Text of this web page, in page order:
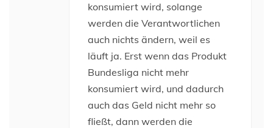
konsumiert wird, solange
werden die Verantwortlichen
auch nichts ändern, weil es
läuft ja. Erst wenn das Produkt
Bundesliga nicht mehr
konsumiert wird, und dadurch
auch das Geld nicht mehr so
fließt, dann werden die